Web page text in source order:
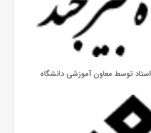
توسط معاون آموزشی دانشگاه